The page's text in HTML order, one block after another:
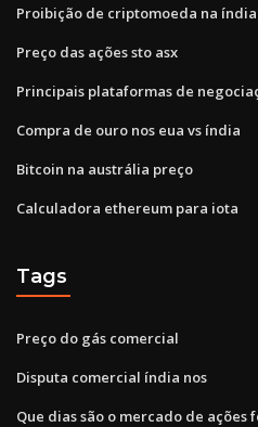
Proibição de criptomoeda na
Preço das ações sto asx
Principais plataformas de
Compra de ouro nos eua vs índia
Bitcoin na austrália preço
Calculadora ethereum para iota
Tags
Preço do gás comercial
Disputa comercial índia nos
Que dias são o mercado de ações